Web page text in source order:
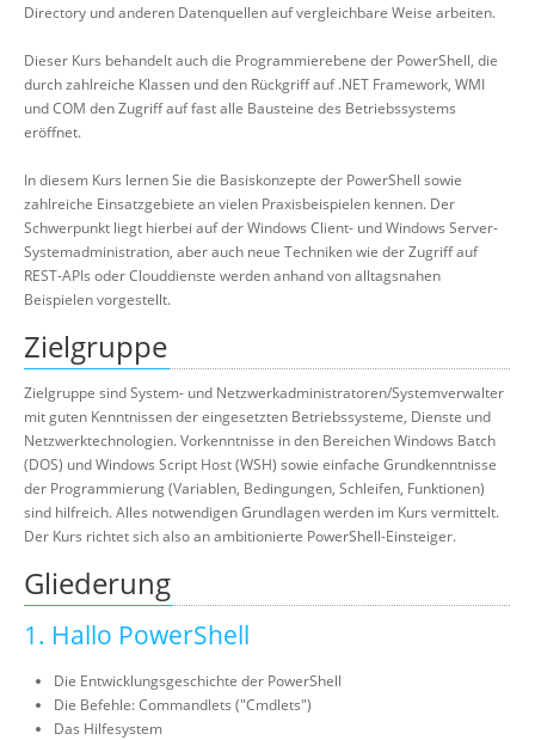
Directory und anderen Datenquellen auf vergleichbare Weise arbeiten.
Dieser Kurs behandelt auch die Programmierebene der PowerShell, die
durch zahlreiche Klassen und den Rückgriff auf .NET Framework, WMI
und COM den Zugriff auf fast alle Bausteine des Betriebssystems
eröffnet.
In diesem Kurs lernen Sie die Basiskonzepte der PowerShell sowie
zahlreiche Einsatzgebiete an vielen Praxisbeispielen kennen. Der
Schwerpunkt liegt hierbei auf der Windows Client- und Windows Server-
Systemadministration, aber auch neue Techniken wie der Zugriff auf
REST-APIs oder Clouddienste werden anhand von alltagsnahen
Beispielen vorgestellt.
Zielgruppe
Zielgruppe sind System- und Netzwerkadministratoren/Systemverwalter
mit guten Kenntnissen der eingesetzten Betriebssysteme, Dienste und
Netzwerktechnologien. Vorkenntnisse in den Bereichen Windows Batch
(DOS) und Windows Script Host (WSH) sowie einfache Grundkenntnisse
der Programmierung (Variablen, Bedingungen, Schleifen, Funktionen)
sind hilfreich. Alles notwendigen Grundlagen werden im Kurs vermittelt.
Der Kurs richtet sich also an ambitionierte PowerShell-Einsteiger.
Gliederung
1. Hallo PowerShell
Die Entwicklungsgeschichte der PowerShell
Die Befehle: Commandlets ("Cmdlets")
Das Hilfesystem